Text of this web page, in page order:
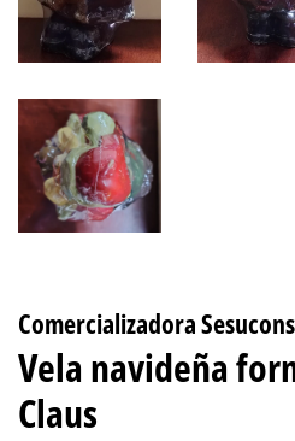
Comercializadora
Vela navideña
Claus